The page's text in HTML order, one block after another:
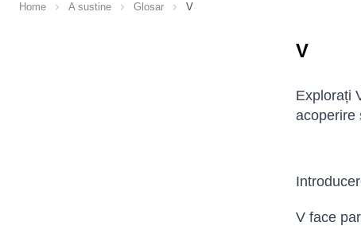
Home A sustine Glosar V
V
Explorați
acoperire
V face